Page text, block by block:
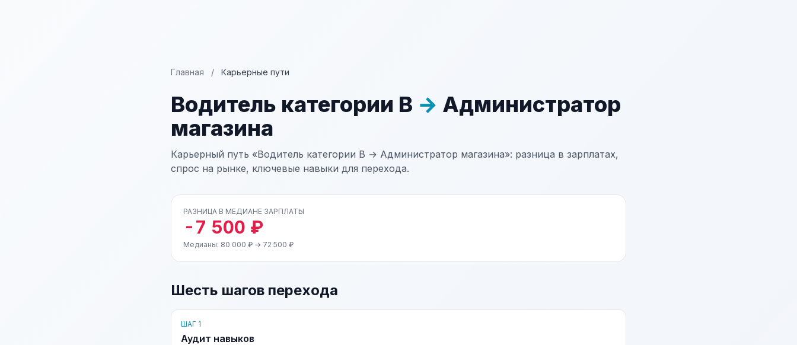
Главная / Карьерные пути
Водитель категории В → Администратор
магазина
Карьерный путь «Водитель категории В → Администратор магазина»: разница в зарплатах,
спрос на рынке, ключевые навыки для перехода.
РАЗНИЦА В МЕДИАНЕ ЗАРПЛАТЫ
-7 500 ₽
Медианы: 80 000 ₽ → 72 500 ₽
Шесть шагов перехода
ШАГ 1
Аудит навыков